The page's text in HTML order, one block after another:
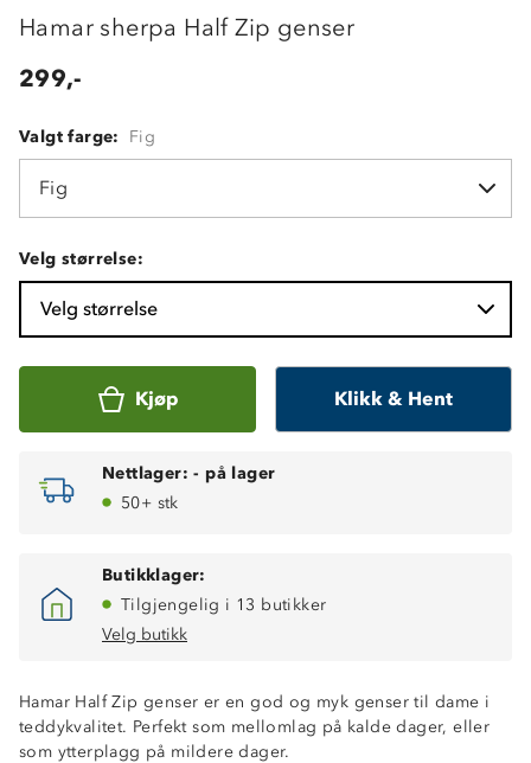
Hamar sherpa Half Zip genser
299,-
Valgt farge: Fig
Fig
Velg størrelse:
Velg størrelse
Kjøp Klikk & Hent
Nettlager: - på lager
50+ stk
Butikklager:
Tilgjengelig i 13 butikker
Velg butikk
Hamar Half Zip genser er en god og myk genser til dame i
teddykvalitet. Perfekt som mellomlag på kalde dager, eller
som ytterplagg på mildere dager.